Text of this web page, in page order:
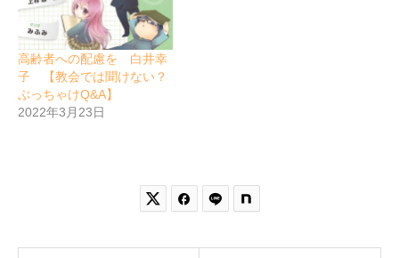
高齢者への配慮を 白井幸
子 【教会では聞けない？
ぶっちゃけQ&A】
2022年3月23日
 